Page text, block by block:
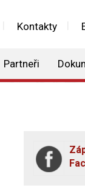
Kontakty
Partneři